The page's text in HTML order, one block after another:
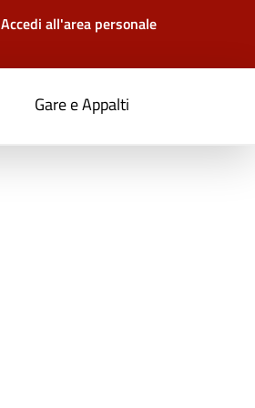
Accedi all'area personale
Gare e Appalti